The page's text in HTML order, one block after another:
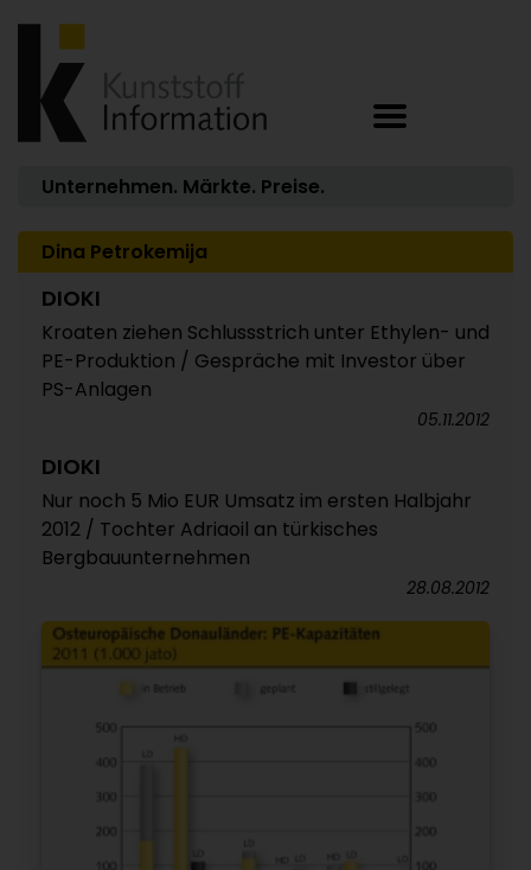
Unternehmen. Märkte. Preise.
Dina Petrokemija
DIOKI
Kroaten ziehen Schlussstrich unter Ethylen- und
PE-Produktion / Gespräche mit Investor über
PS-Anlagen
05.11.2012
DIOKI
Nur noch 5 Mio EUR Umsatz im ersten Halbjahr
2012 / Tochter Adriaoil an türkisches
Bergbauunternehmen
28.08.2012